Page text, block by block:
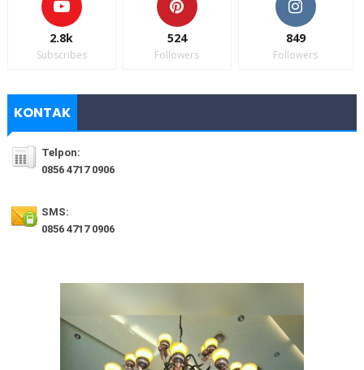
2.8k
Subscribes
524
Followers
849
Followers
KONTAK
Telpon:
0856 4717 0906
SMS:
0856 4717 0906